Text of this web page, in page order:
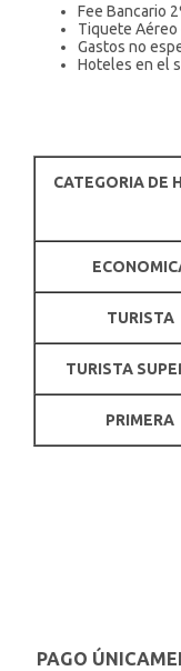
Fee Bancario
Tiquete Aéreo
Gastos no
Hoteles en el
CATEGORIA DE
TURISTA
TURISTA
PRIMERA
PAGO